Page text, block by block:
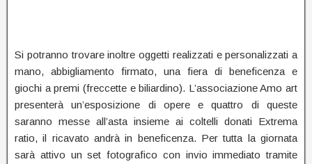
Si potranno trovare inoltre oggetti realizzati e personalizzati a
mano, abbigliamento firmato, una fiera di beneficenza e
giochi a premi (freccette e biliardino). L’associazione Amo art
presenterà un’esposizione di opere e quattro di queste
saranno messe all’asta insieme ai coltelli donati Extrema
ratio, il ricavato andrà in beneficenza. Per tutta la giornata
sarà attivo un set fotografico con invio immediato tramite